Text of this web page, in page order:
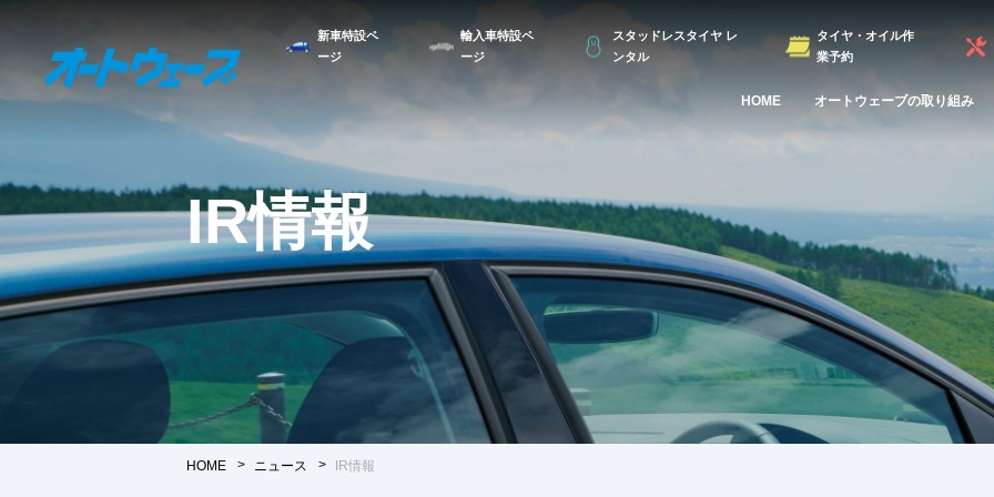
新車特設ペ
ージ
輸入車特設ペ
ージ
スタッドレスタイヤ レ
ンタル
タイヤ・オイル作
業予約
HOME オートウェーブの取り組み
IR情報
HOME ニュース IR情報